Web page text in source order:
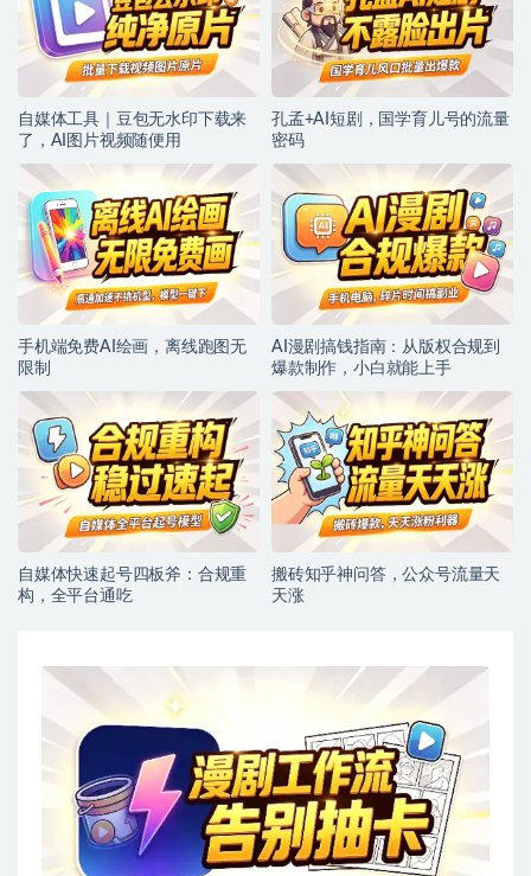
自媒体工具｜豆包无水印下载来
了，AI图片视频随便用
孔孟+AI短剧，国学育儿号的流量
密码
手机端免费AI绘画，离线跑图无
限制
AI漫剧搞钱指南：从版权合规到
爆款制作，小白就能上手
自媒体快速起号四板斧：合规重
构，全平台通吃
搬砖知乎神问答，公众号流量天
天涨